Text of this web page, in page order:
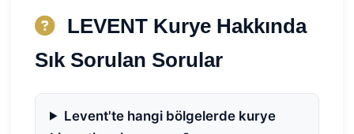
LEVENT Kurye Hakkında
Sık Sorulan Sorular
Levent'te hangi bölgelerde kurye